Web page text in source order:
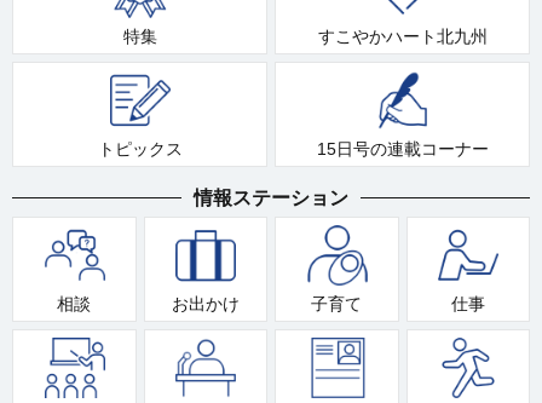
特集 すこやかハート北九州
トピックス 15日号の連載コーナー
情報ステーション
相談 お出かけ 子育て 仕事